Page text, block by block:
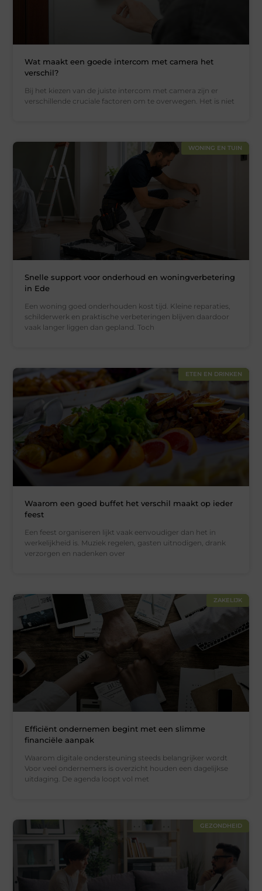
Wat maakt een goede intercom met camera het
verschil?
Bij het kiezen van de juiste intercom met camera zijn er
verschillende cruciale factoren om te overwegen. Het is niet
WONING EN TUIN
Snelle support voor onderhoud en woningverbetering
in Ede
Een woning goed onderhouden kost tijd. Kleine reparaties,
schilderwerk en praktische verbeteringen blijven daardoor
vaak langer liggen dan gepland. Toch
ETEN EN DRINKEN
Waarom een goed buffet het verschil maakt op ieder
feest
Een feest organiseren lijkt vaak eenvoudiger dan het in
werkelijkheid is. Muziek regelen, gasten uitnodigen, drank
verzorgen en nadenken over
ZAKELIJK
Efficiënt ondernemen begint met een slimme
financiële aanpak
Waarom digitale ondersteuning steeds belangrijker wordt
Voor veel ondernemers is overzicht houden een dagelijkse
uitdaging. De agenda loopt vol met
GEZONDHEID